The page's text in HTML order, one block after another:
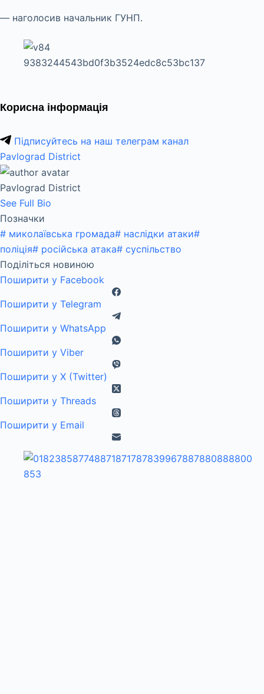
— наголосив начальник ГУНП.
Корисна інформація
Підписуйтесь на наш телеграм канал
Pavlograd District
Pavlograd District
See Full Bio
Позначки
# миколаївська громада# наслідки атаки#
поліція# російська атака# суспільство
Поділіться новиною
Поширити у Facebook
Поширити у Telegram
Поширити у WhatsApp
Поширити у Viber
Поширити у X (Twitter)
Поширити у Threads
Поширити у Email